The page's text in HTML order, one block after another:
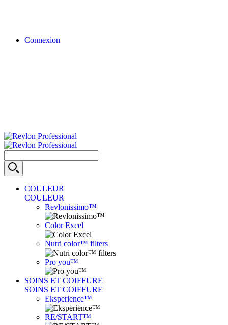
Connexion
COULEUR
COULEUR
Revlonissimo™
Color Excel
Nutri color™ filters
Pro you™
SOINS ET COIFFURE
SOINS ET COIFFURE
Eksperience™
RE/START™